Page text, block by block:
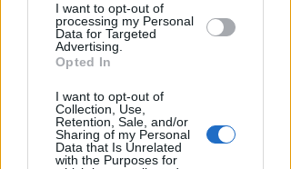
I want to opt-out of
processing my Personal
Data for Targeted
Advertising.
Opted In
I want to opt-out of
Collection, Use,
Retention, Sale, and/or
Sharing of my Personal
Data that Is Unrelated
with the Purposes for
LA DECISIONE DEL GIP
Abusi ripetuti sulla figlia 13enne
della convivente. 44enne andrà
a processo
Redazione